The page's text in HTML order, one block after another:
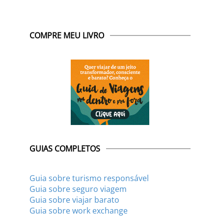
COMPRE MEU LIVRO
GUIAS COMPLETOS
Guia sobre turismo responsável
Guia sobre seguro viagem
Guia sobre viajar barato
Guia sobre work exchange